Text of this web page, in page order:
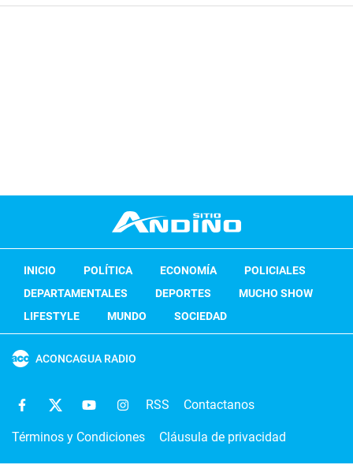
INICIO POLÍTICA ECONOMÍA
POLICIALES
DEPARTAMENTALES
DEPORTES
MUCHO SHOW
LIFESTYLE
MUNDO SOCIEDAD
ACONCAGUA RADIO
RSS Contactanos
Términos y Condiciones Cláusula de privacidad